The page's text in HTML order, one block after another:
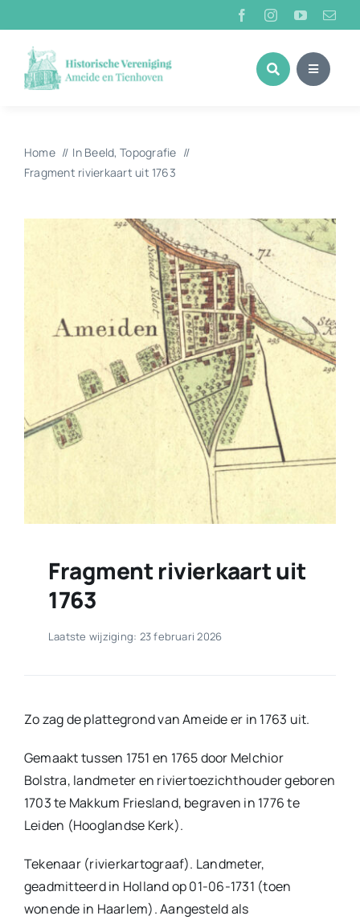
naar
inhoud
Home In Beeld Topografie
Fragment rivierkaart uit 1763
Fragment rivierkaart uit
1763
Laatste wijziging: 23 februari 2026
Zo zag de plattegrond van Ameide er in 1763 uit.
Gemaakt tussen 1751 en 1765 door Melchior
Bolstra, landmeter en riviertoezichthouder geboren
1703 te Makkum Friesland, begraven in 1776 te
Leiden (Hooglandse Kerk).
Tekenaar (rivierkartograaf). Landmeter,
geadmitteerd in Holland op 01-06-1731 (toen
wonende in Haarlem). Aangesteld als